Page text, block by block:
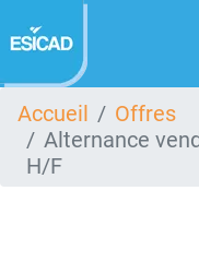
au
contenu
Accueil
Offres
Alternance
H/F